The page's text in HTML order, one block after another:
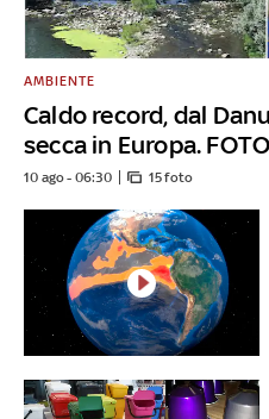
Caldo record, dal
secca in Europa. FOTO
AMBIENTE
10 ago - 06:30 15 foto